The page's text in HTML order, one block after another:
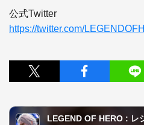
https://twitter.com/
LEGEND OF HERO : レ